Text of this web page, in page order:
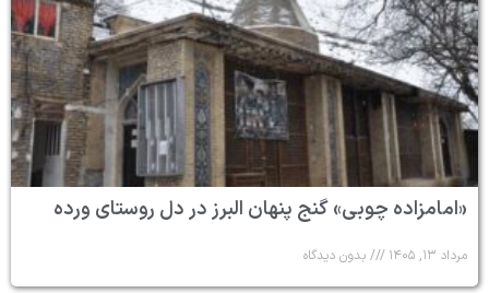
«امامزاده چوبی» گنج پنهان البرز در دل روستای ورده
مرداد ۱۳, ۱۴۰۵ بدون دیدگاه